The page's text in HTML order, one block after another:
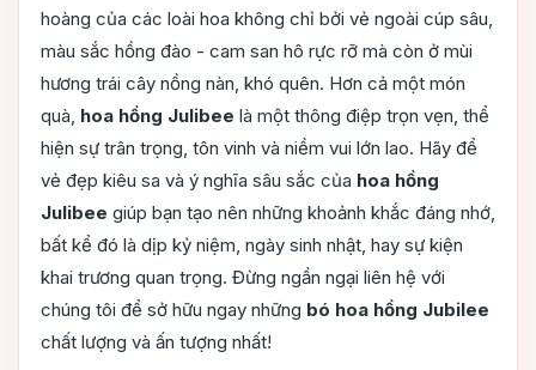
hoàng của các loài hoa không chỉ bởi vẻ ngoài cúp sâu,
màu sắc hồng đào - cam san hô rực rỡ mà còn ở mùi
hương trái cây nồng nàn, khó quên. Hơn cả một món
quà, hoa hồng Julibee là một thông điệp trọn vẹn, thể
hiện sự trân trọng, tôn vinh và niềm vui lớn lao. Hãy để
vẻ đẹp kiêu sa và ý nghĩa sâu sắc của hoa hồng
Julibee giúp bạn tạo nên những khoảnh khắc đáng nhớ,
bất kể đó là dịp kỷ niệm, ngày sinh nhật, hay sự kiện
khai trương quan trọng. Đừng ngần ngại liên hệ với
chúng tôi để sở hữu ngay những bó hoa hồng Jubilee
chất lượng và ấn tượng nhất!